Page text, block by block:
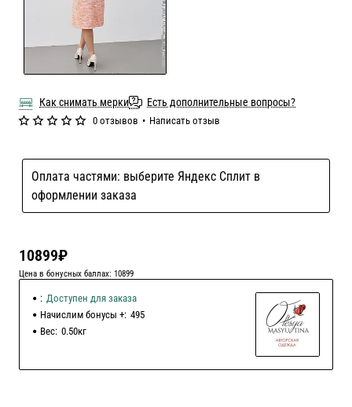
Как снимать мерки Есть дополнительные вопросы?
Оплата частями: выберите Яндекс Сплит в
оформлении заказа
0 отзывов • Написать отзыв
10899₽
Цена в бонусных баллах: 10899
: Доступен для заказа
Начислим бонусы +: 495
Вес: 0.50кг